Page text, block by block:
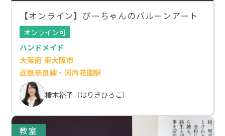
【オンライン】ぴーちゃんのバルーンアート
オンライン可
ハンドメイド
大阪府 東大阪市
近鉄奈良線・河内花園駅
榛木裕子（はりきひろこ）
教室